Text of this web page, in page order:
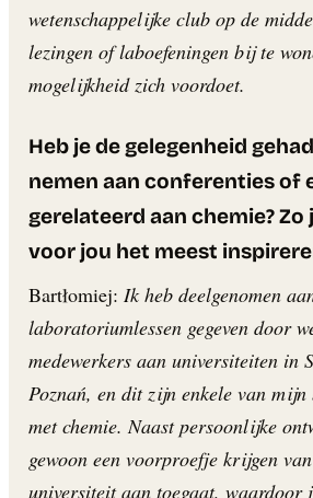
wetenschappelijke club op de
lezingen of laboefeningen bij te
mogelijkheid zich voordoet.
Heb je de gelegenheid
nemen aan conferenties of
gerelateerd aan chemie? Zo
voor jou het meest
Bartłomiej: Ik heb deelgenomen
laboratoriumlessen gegeven door
medewerkers aan universiteiten in
Poznań, en dit zijn enkele van
met chemie. Naast persoonlijke
gewoon een voorproefje krijgen
universiteit aan toegaat, waardoor